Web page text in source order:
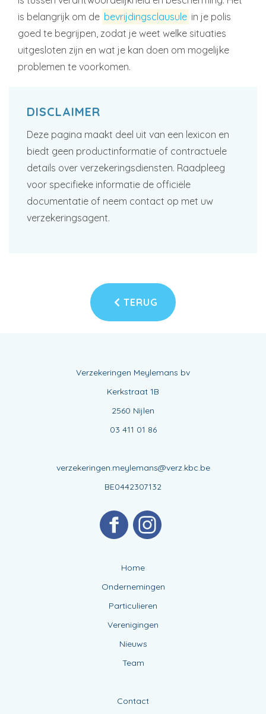
is belangrijk om de bevrijdingsclausule in je polis
goed te begrijpen, zodat je weet welke situaties
uitgesloten zijn en wat je kan doen om mogelijke
problemen te voorkomen.
DISCLAIMER
Deze pagina maakt deel uit van een lexicon en
biedt geen productinformatie of contractuele
details over verzekeringsdiensten. Raadpleeg
voor specifieke informatie de officiële
documentatie of neem contact op met uw
verzekeringsagent.
TERUG
Verzekeringen Meylemans bv
Kerkstraat 1B
2560 Nijlen
03 411 01 86
verzekeringen.meylemans@verz.kbc.be
BE0442307132
Home
Ondernemingen
Particulieren
Verenigingen
Nieuws
Team
Contact